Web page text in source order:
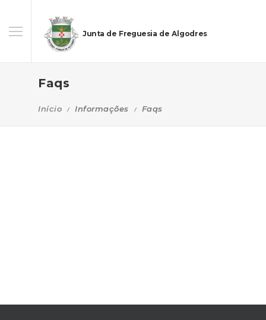
Junta de Freguesia de Algodres
Faqs
Início Informações Faqs